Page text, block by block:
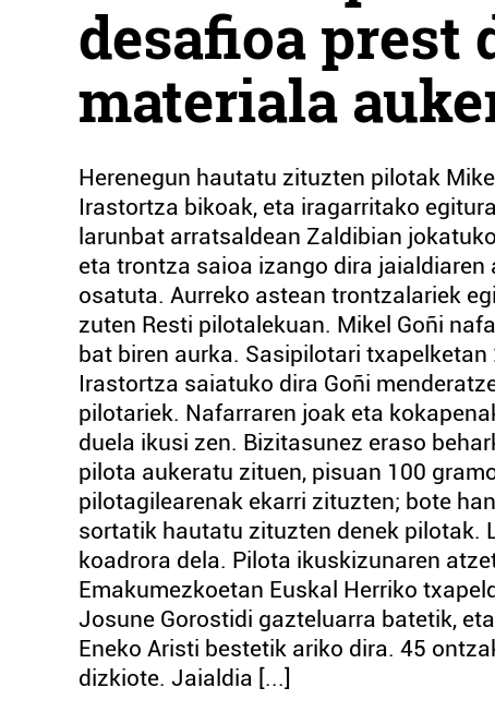
desafioa prest
materiala
Herenegun hautatu zituzten pilotak
Irastortza bikoak, eta iragarritako
larunbat arratsaldean Zaldibian
eta trontza saioa izango dira
osatuta. Aurreko astean trontzalariek
zuten Resti pilotalekuan. Mikel Goñi
bat biren aurka. Sasipilotari
Irastortza saiatuko dira Goñi
pilotariek. Nafarraren joak eta
duela ikusi zen. Bizitasunez eraso
pilota aukeratu zituen, pisuan 100
pilotagilearenak ekarri zituzten; bote
sortatik hautatu zituzten denek pilotak.
koadrora dela. Pilota ikuskizunaren
Emakumezkoetan Euskal Herriko
Josune Gorostidi gazteluarra batetik,
Eneko Aristi bestetik ariko dira. 45
dizkiote. Jaialdia [...]